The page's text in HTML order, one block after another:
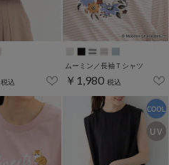
税込
ムーミン／長袖Ｔシャツ
￥1,980 税込